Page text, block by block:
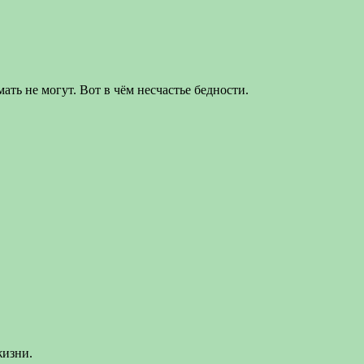
не могут. Вот в чём несчастье бедности.